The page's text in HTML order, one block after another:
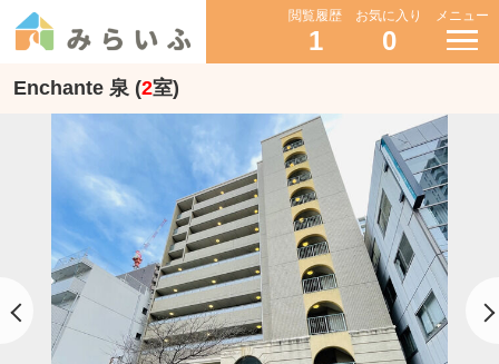
閲覧履歴
1
お気に入り
0
メニュー
Enchante 泉 (2室)